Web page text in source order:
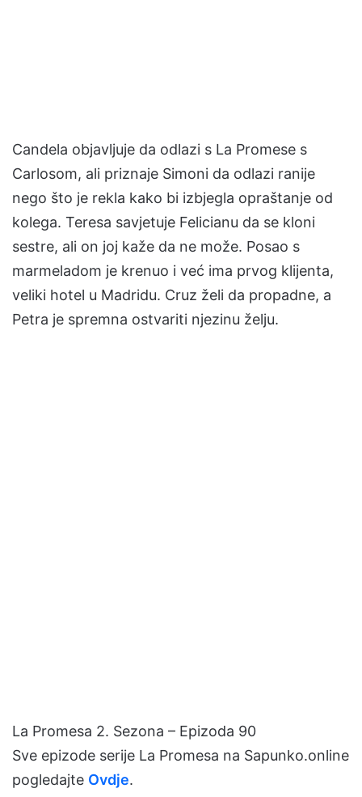
Candela objavljuje da odlazi s La Promese s
Carlosom, ali priznaje Simoni da odlazi ranije
nego što je rekla kako bi izbjegla opraštanje od
kolega. Teresa savjetuje Felicianu da se kloni
sestre, ali on joj kaže da ne može. Posao s
marmeladom je krenuo i već ima prvog klijenta,
veliki hotel u Madridu. Cruz želi da propadne, a
Petra je spremna ostvariti njezinu želju.
La Promesa 2. Sezona – Epizoda 90
Sve epizode serije La Promesa na Sapunko.online
pogledajte Ovdje.